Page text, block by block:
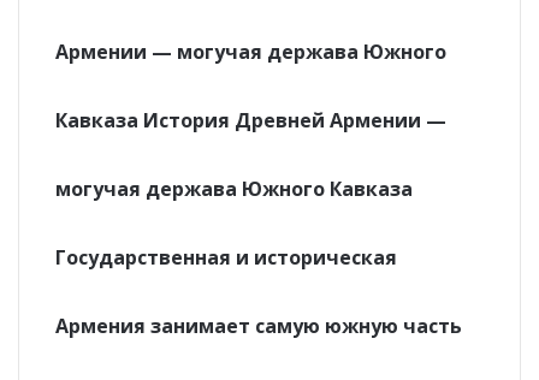
Армении — могучая держава Южного
Кавказа История Древней Армении —
могучая держава Южного Кавказа
Государственная и историческая
Армения занимает самую южную часть